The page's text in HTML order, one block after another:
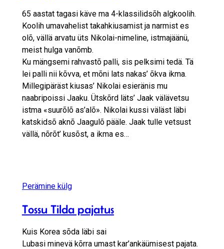
65 aastat tagasi käve ma 4-klassilidsõh algkoolih.
Koolih umavahelist takahkiusamist ja narmist es
olõ, vällä arvatu üts Nikolai-nimeline, istmajäänü,
meist hulga vanõmb.
Ku mängsemi rahvastõ palli, sis pelksimi tedä. Tä
lei palli nii kõvva, et mõni lats nakas’ õkva ikma.
Millegipäräst kiusas’ Nikolai esieränis mu
naabripoissi Jaaku. Ütskõrd läts’ Jaak välävetsu
istma «suurõlõ as’alõ». Nikolai kussi väläst läbi
katskidsõ aknõ Jaagulõ pääle. Jaak tulle vetsust
vällä, nõrõt’ kusõst, a ikma es…
Perämine külg
Tossu Tilda pajatus
Kuis Korea sõda läbi sai
Lubasi minevä kõrra umast kar’ankäümisest pajata.